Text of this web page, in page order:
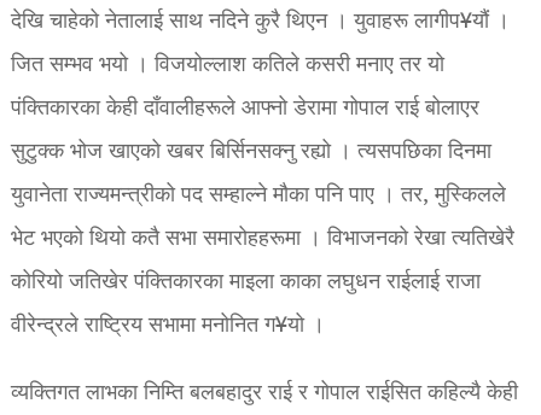
देखि चाहेको नेतालाई साथ नदिने कुरै थिएन । युवाहरू लागीप¥यौं ।
जित सम्भव भयो । विजयोल्लाश कतिले कसरी मनाए तर यो
पंक्तिकारका केही दाँवालीहरूले आफ्नो डेरामा गोपाल राई बोलाएर
सुटुक्क भोज खाएको खबर बिर्सिनसक्नु रह्यो । त्यसपछिका दिनमा
युवानेता राज्यमन्त्रीको पद सम्हाल्ने मौका पनि पाए । तर, मुस्किलले
भेट भएको थियो कतै सभा समारोहहरूमा । विभाजनको रेखा त्यतिखेरै
कोरियो जतिखेर पंक्तिकारका माइला काका लघुधन राईलाई राजा
वीरेन्द्रले राष्ट्रिय सभामा मनोनित ग¥यो ।
व्यक्तिगत लाभका निम्ति बलबहादुर राई र गोपाल राईसित कहिल्यै केही